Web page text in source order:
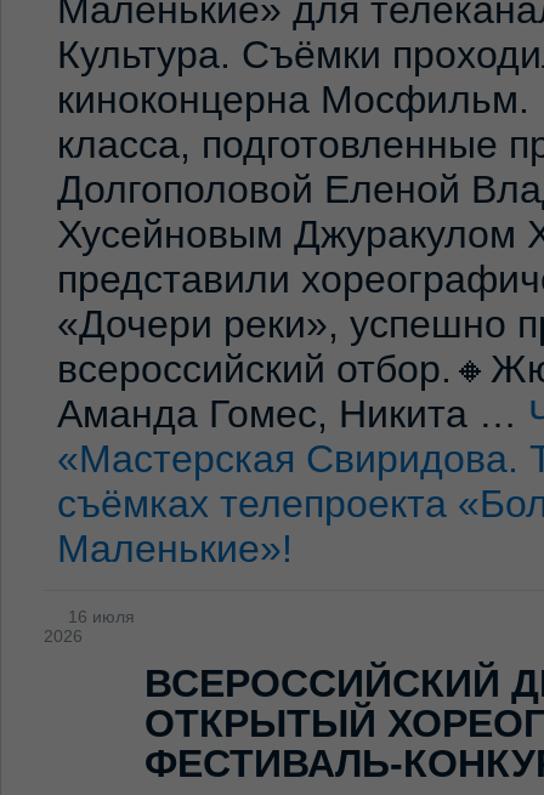
Маленькие» для
Культура. Съёмки
киноконцерна Мосфильм.
класса, подготовленные
Долгополовой Еленой
Хусейновым Джуракулом
представили
«Дочери реки», успешно
всероссийский
Аманда Гомес, Никита …
«Мастерская Свиридова.
съёмках телепроекта
Маленькие»!
16 июля
2026
ВСЕРОССИЙСКИЙ
ОТКРЫТЫЙ
ФЕСТИВАЛЬ-